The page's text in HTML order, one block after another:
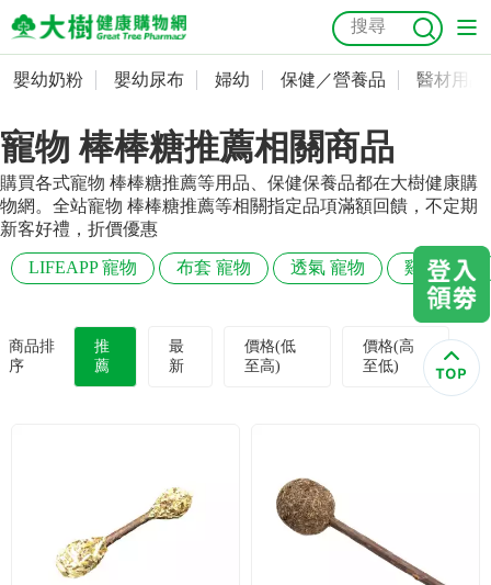
嬰幼奶粉
嬰幼尿布
婦幼
保健／營養品
醫材用品
成人照護
抗菌 尿布 大樹獨家 益生菌 魚油 幼兒米餅
奶瓶奶嘴
會員資料及密碼修改
常用收件人清單
訂單查詢
收藏清單
紅利點數查詢
購物金查詢
嬰幼奶粉 嬰幼尿布 婦幼 保健／營養品 醫材用品
寵物 棒棒糖推薦相關商品
購買各式寵物 棒棒糖推薦等用品、保健保養品都在大樹健康購
物網。全站寵物 棒棒糖推薦等相關指定品項滿額回饋，不定期
新客好禮，折價優惠
LIFEAPP 寵物 布套 寵物 透氣 寵物 雞肉 寵物
商品排
序
推
薦
最
新
價格(低
至高)
價格(高
至低)